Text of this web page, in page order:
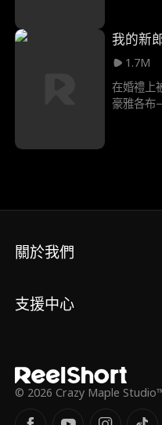
母親公司
白身分 成
生活
我的新
1.7M
在婚禮上
豪雅各布
關於我們
支援中心
© 2026 Crazy Maple